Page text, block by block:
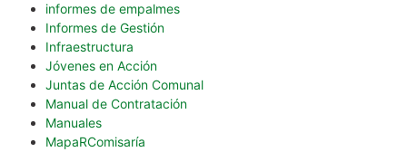
informes de empalmes
Informes de Gestión
Infraestructura
Jóvenes en Acción
Juntas de Acción Comunal
Manual de Contratación
Manuales
MapaRComisaría